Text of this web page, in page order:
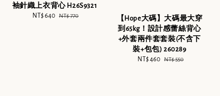
袖針織上衣背心 H26S9321
Sale
NT$ 640 Regular
NT$ 770
【Hope大碼】大碼最大穿
到65kg！設計感蕾絲背心
+外套兩件套套裝(不含下
裝+包包) 260289
Sale
NT$ 460 Regular
NT$ 550